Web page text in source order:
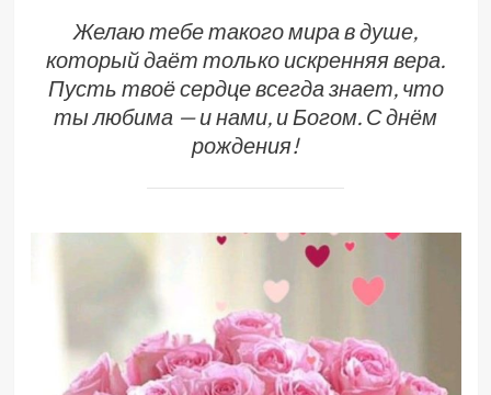
Желаю тебе такого мира в душе,
который даёт только искренняя вера.
Пусть твоё сердце всегда знает, что
ты любима — и нами, и Богом. С днём
рождения!